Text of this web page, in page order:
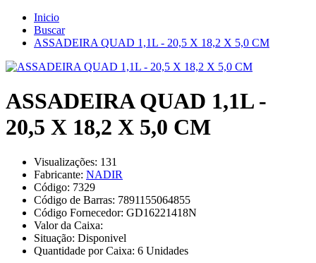
Inicio
Buscar
ASSADEIRA QUAD 1,1L - 20,5 X 18,2 X 5,0 CM
ASSADEIRA QUAD 1,1L -
20,5 X 18,2 X 5,0 CM
Visualizações: 131
Fabricante: NADIR
Código: 7329
Código de Barras: 7891155064855
Código Fornecedor: GD16221418N
Valor da Caixa:
Situação: Disponivel
Quantidade por Caixa: 6 Unidades